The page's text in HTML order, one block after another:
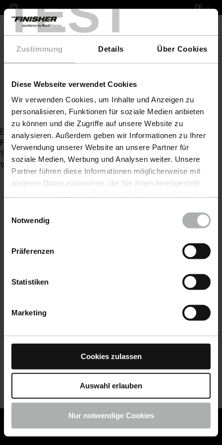
TEST
Zustimmung Details Über Cookies
Diese Webseite verwendet Cookies
Wir verwenden Cookies, um Inhalte und Anzeigen zu
personalisieren, Funktionen für soziale Medien anbieten
zu können und die Zugriffe auf unsere Website zu
analysieren. Außerdem geben wir Informationen zu Ihrer
Verwendung unserer Website an unsere Partner für
soziale Medien, Werbung und Analysen weiter. Unsere
Partner führen diese Informationen möglicherweise mit
weiteren Daten zusammen, die Sie ihnen bereitgestellt
Einstellungen zu den Cookies finden Sie unter
Notwendig
Präferenzen
Statistiken
Marketing
Cookies zulassen
Auswahl erlauben
Nur notwendige Cookies
DE
COLOURLOCK ist jetzt Teil von KochChemie -
COLOURLOCK Produkte shoppen
COLOURLOCK Lederpflege Lederfarbe
Zurück zur Artikelübersicht
Es wurde kein Artikel zu Ihrer Anfrage gefunden
Fatal error
: Uncaught Exception: Serialization of
'ReflectionProperty' is not allowed in [no active file]:0 Stack
trace: #0 {main} thrown in[no active file]on line0